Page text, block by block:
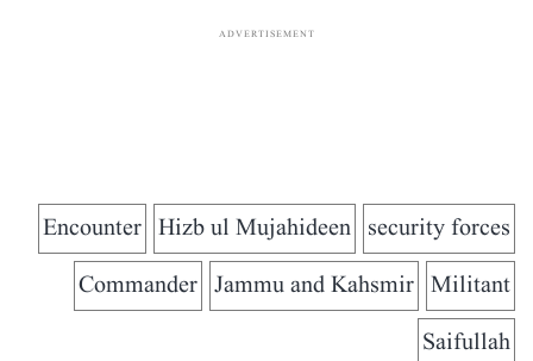
ADVERTISEMENT
security forces
Hizb ul Mujahideen
Encounter
Militant
Jammu and Kahsmir
Commander
Saifullah